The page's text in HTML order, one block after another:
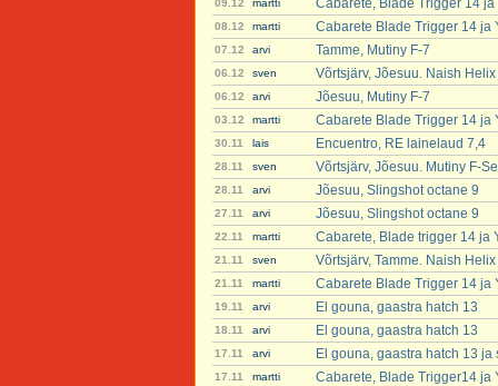
09.12 martti Cabarete, Blade Trigger 14
08.12 martti Cabarete Blade Trigger 14 ja
07.12 arvi Tamme, Mutiny F-7
06.12 sven Võrtsjärv, Jõesuu. Naish
06.12 arvi Jõesuu, Mutiny F-7
03.12 martti Cabarete Blade Trigger 14 ja
30.11 lais Encuentro, RE lainelaud 7,4
28.11 sven Võrtsjärv, Jõesuu. Mutiny F-
28.11 arvi Jõesuu, Slingshot octane 9
27.11 arvi Jõesuu, Slingshot octane 9
22.11 martti Cabarete, Blade trigger 14 ja
21.11 sven Võrtsjärv, Tamme. Naish
21.11 martti Cabarete Blade Trigger 14 ja
19.11 arvi El gouna, gaastra hatch 13
18.11 arvi El gouna, gaastra hatch 13
17.11 arvi El gouna, gaastra hatch 13
17.11 martti Cabarete, Blade Trigger14 ja